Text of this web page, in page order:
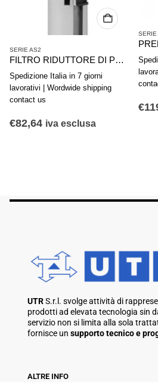
SERIE AS2
FILTRO RIDUTTORE DI PRESSIONE AVENTICS SERIE AS2-FLS R412006002
Spedizione Italia in 7 giorni
lavorativi | Wordwide shipping
contact us
€82,64 iva esclusa
SERIE
€
UTRS.r.l. svolge attività di
prodotti ad elevata tecnologia sin
servizio non si limita alla sola
fornisce un supporto tecnico e
ALTRE INFO